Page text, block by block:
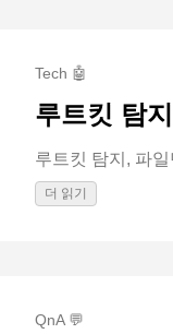
Tech 🤖
루트킷 탐
루트킷 탐지, 파
더 읽기
QnA 💬